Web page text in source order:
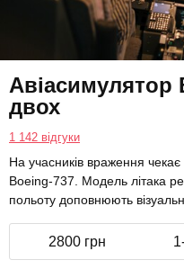
Авіасимулятор
двох
1 142 відгуки
На учасників враження чекає
Boeing-737. Модель літака
польоту доповнюють
2800 грн